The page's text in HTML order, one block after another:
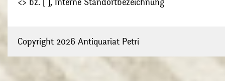
<> bz. [ ], Interne Standortbezeichnung
Copyright 2026 Antiquariat Petri